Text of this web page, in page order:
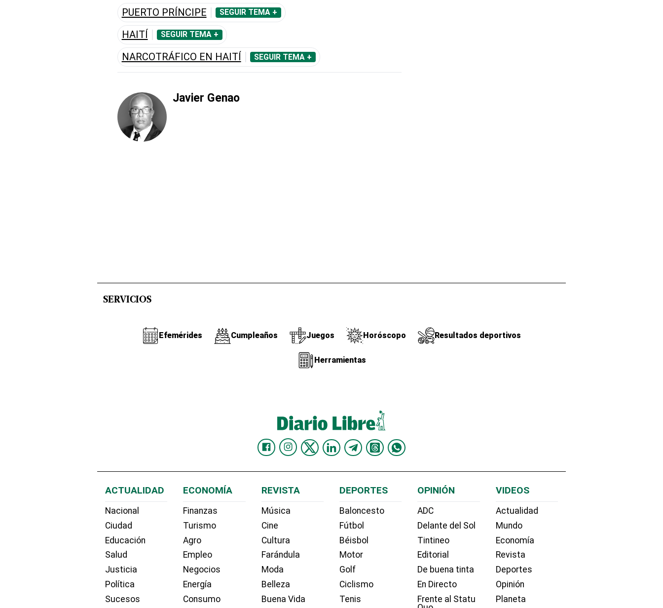
PUERTO PRÍNCIPE SEGUIR TEMA +
HAITÍ SEGUIR TEMA +
NARCOTRÁFICO EN HAITÍ SEGUIR TEMA +
Javier Genao
SERVICIOS
Efemérides Cumpleaños Juegos Horóscopo Resultados deportivos
Herramientas
ACTUALIDAD
Nacional
Ciudad
Educación
Salud
Justicia
Política
Sucesos
ECONOMÍA
Finanzas
Turismo
Agro
Empleo
Negocios
Energía
Consumo
REVISTA
Música
Cine
Cultura
Farándula
Moda
Belleza
Buena Vida
DEPORTES
Baloncesto
Fútbol
Béisbol
Motor
Golf
Ciclismo
Tenis
OPINIÓN
ADC
Delante del Sol
Tintineo
Editorial
De buena tinta
En Directo
Frente al Statu
VIDEOS
Actualidad
Mundo
Economía
Revista
Deportes
Opinión
Planeta